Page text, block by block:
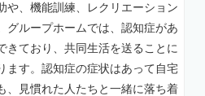
や、機能訓練、レクリエーション
グループホームでは、認知症があ
きており、共同生活を送ることに
ます。認知症の症状はあって自宅
、見慣れた人たちと一緒に落ち着